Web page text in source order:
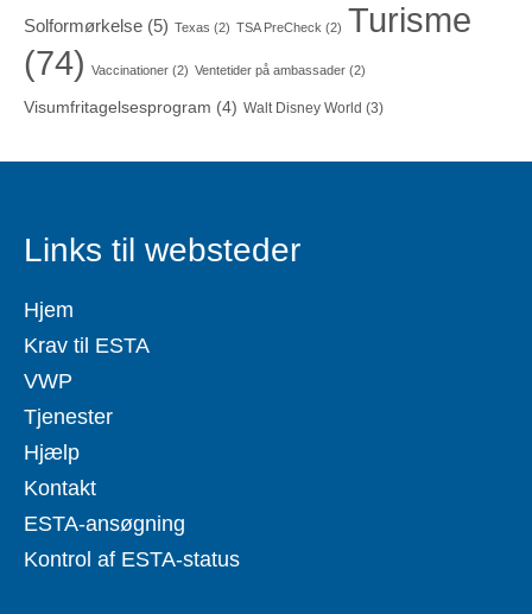
Solformørkelse (5) Texas (2) TSA PreCheck (2) Turisme
(74) Vaccinationer (2) Ventetider på ambassader (2)
Visumfritagelsesprogram (4) Walt Disney World (3)
Links til websteder
Hjem
Krav til ESTA
VWP
Tjenester
Hjælp
Kontakt
ESTA-ansøgning
Kontrol af ESTA-status